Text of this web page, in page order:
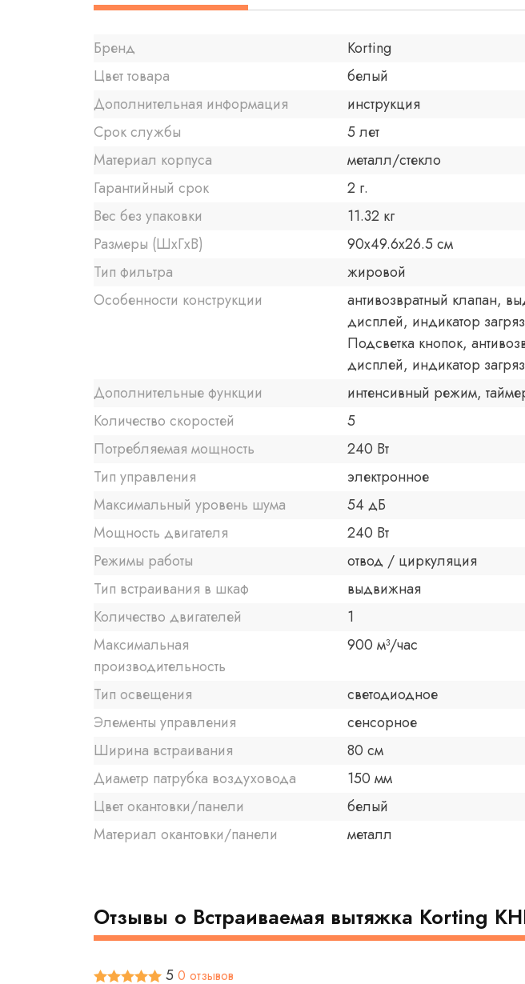
Бренд
Korting
Цвет товара
белый
Дополнительная информация
инструкция
Срок службы
5 лет
Материал корпуса
металл/стекло
Гарантийный срок
2 г.
Вес без упаковки
11.32 кг
Размеры (ШxГxВ)
90x49.6x26.5 см
Тип фильтра
жировой
Особенности конструкции
антивозвратный клапан,
дисплей, индикатор
Подсветка кнопок,
дисплей, индикатор
Дополнительные функции
интенсивный режим,
Количество скоростей
5
Потребляемая мощность
240 Вт
Тип управления
электронное
Максимальный уровень шума
54 дБ
Мощность двигателя
240 Вт
Режимы работы
отвод / циркуляция
Тип встраивания в шкаф
выдвижная
Количество двигателей
1
Максимальная
производительность
900 м³/час
Тип освещения
светодиодное
Элементы управления
сенсорное
Ширина встраивания
80 см
Диаметр патрубка воздуховода
150 мм
Цвет окантовки/панели
белый
Материал окантовки/панели
металл
Отзывы о Встраиваемая вытяжка Korting
5 0 отзывов